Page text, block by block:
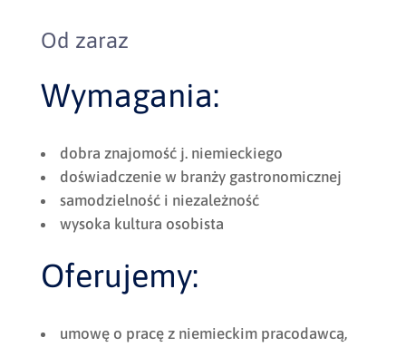
Od zaraz
Wymagania:
dobra znajomość j. niemieckiego
doświadczenie w branży gastronomicznej
samodzielność i niezależność
wysoka kultura osobista
Oferujemy:
umowę o pracę z niemieckim pracodawcą,